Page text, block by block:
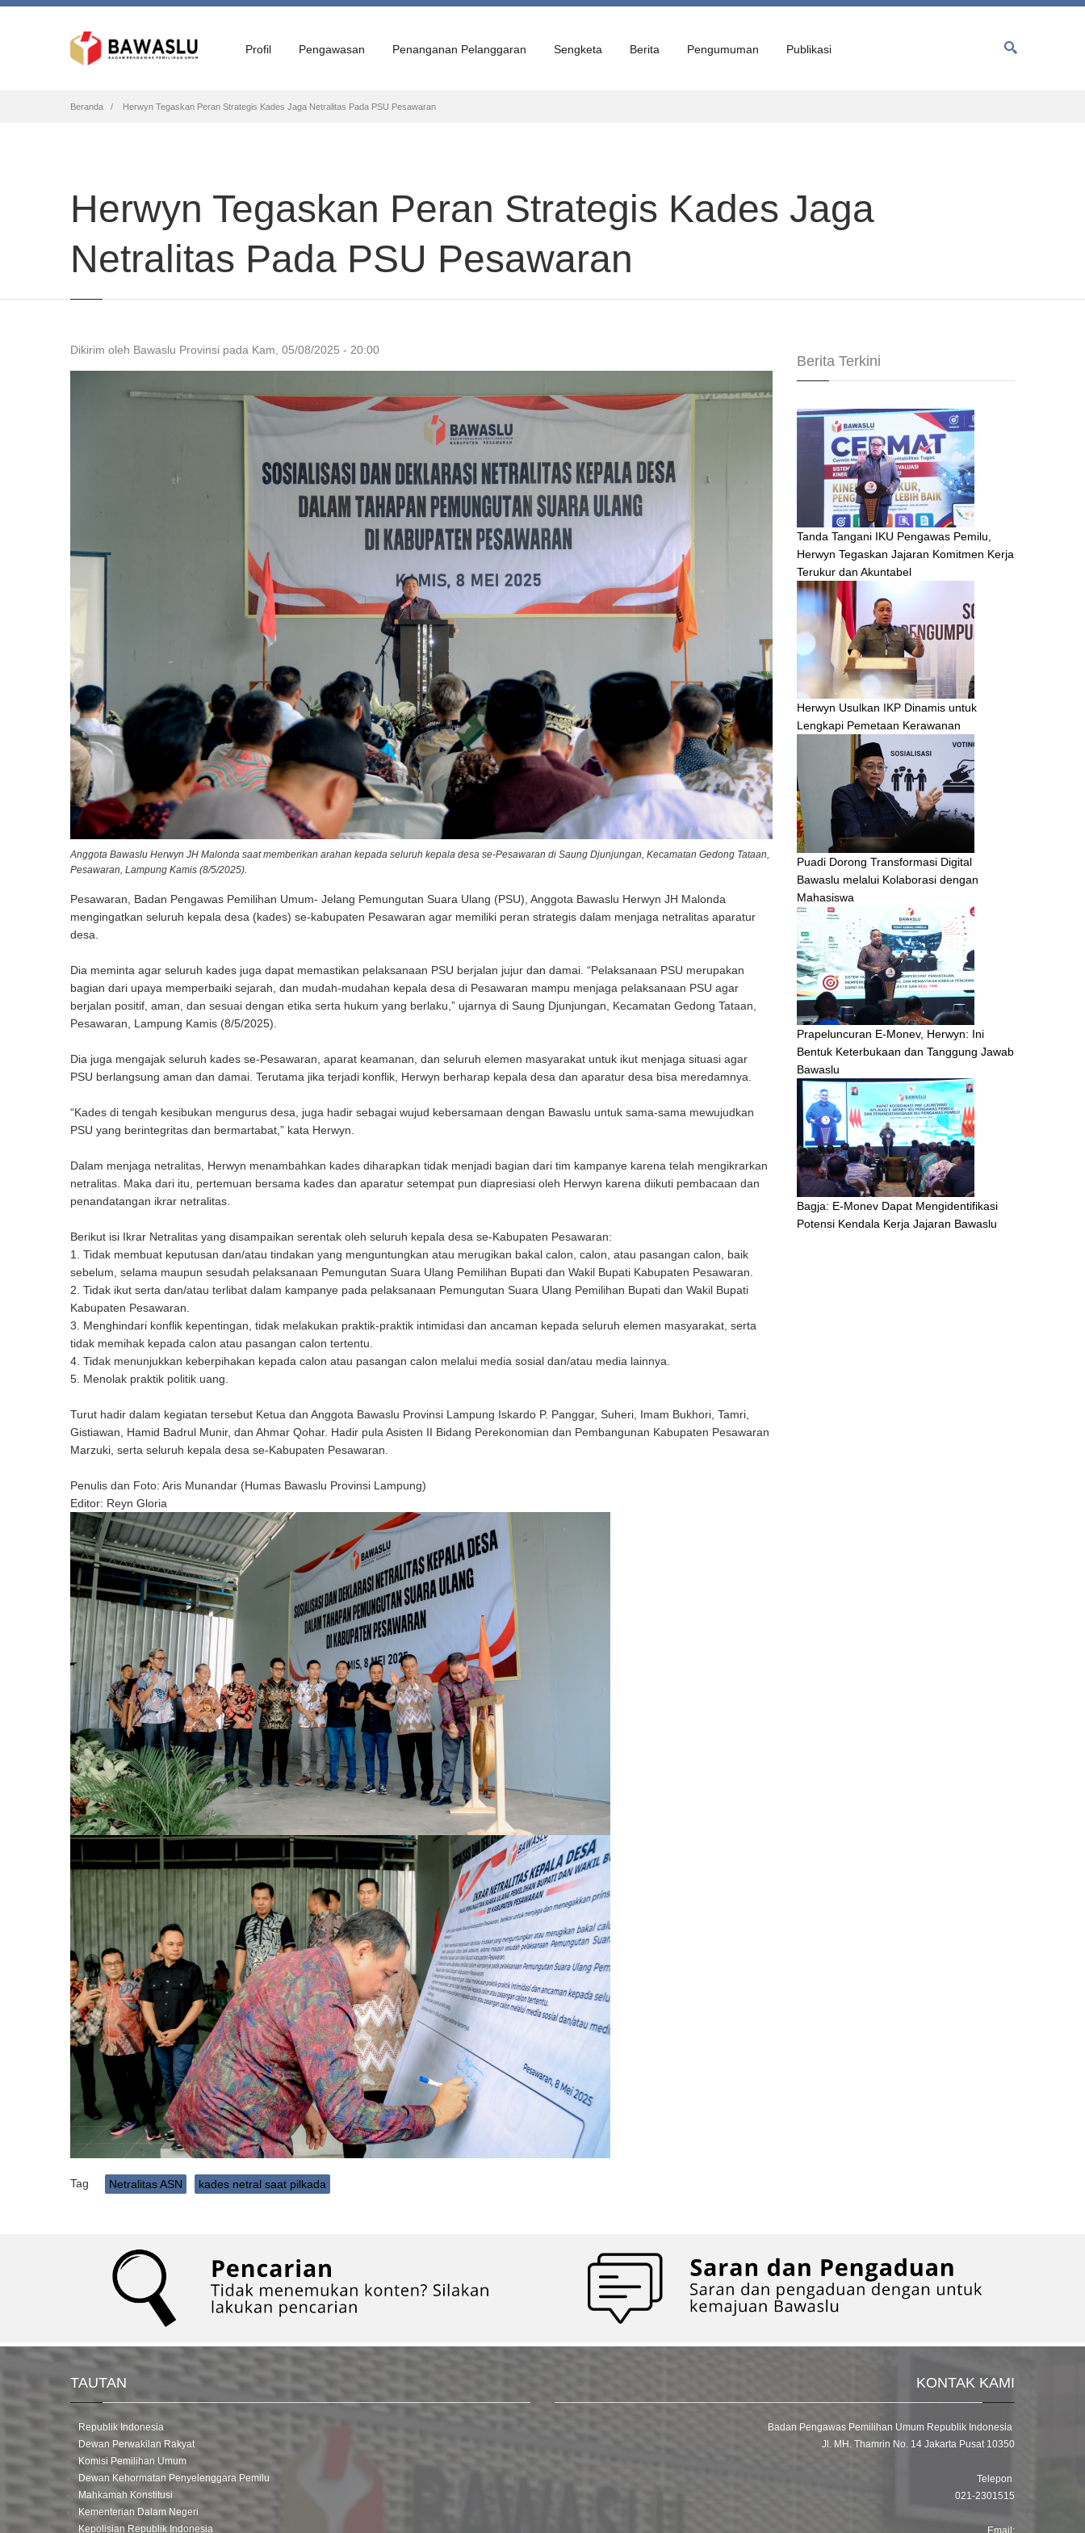
Profil Pengawasan Penanganan Pelanggaran Sengketa Berita Pengumuman Publikasi
Breadcrumb
Beranda Herwyn Tegaskan Peran Strategis Kades Jaga Netralitas Pada PSU Pesawaran
Herwyn Tegaskan Peran Strategis Kades Jaga
Netralitas Pada PSU Pesawaran
Dikirim oleh Bawaslu Provinsi pada Kam, 05/08/2025 - 20:00
Anggota Bawaslu Herwyn JH Malonda saat memberikan arahan kepada seluruh kepala desa se-Pesawaran di Saung Djunjungan, Kecamatan Gedong Tataan,
Pesawaran, Lampung Kamis (8/5/2025).
Pesawaran, Badan Pengawas Pemilihan Umum- Jelang Pemungutan Suara Ulang (PSU), Anggota Bawaslu Herwyn JH Malonda
mengingatkan seluruh kepala desa (kades) se-kabupaten Pesawaran agar memiliki peran strategis dalam menjaga netralitas aparatur
desa.
Dia meminta agar seluruh kades juga dapat memastikan pelaksanaan PSU berjalan jujur dan damai. “Pelaksanaan PSU merupakan
bagian dari upaya memperbaiki sejarah, dan mudah-mudahan kepala desa di Pesawaran mampu menjaga pelaksanaan PSU agar
berjalan positif, aman, dan sesuai dengan etika serta hukum yang berlaku,” ujarnya di Saung Djunjungan, Kecamatan Gedong Tataan,
Pesawaran, Lampung Kamis (8/5/2025).
Dia juga mengajak seluruh kades se-Pesawaran, aparat keamanan, dan seluruh elemen masyarakat untuk ikut menjaga situasi agar
PSU berlangsung aman dan damai. Terutama jika terjadi konflik, Herwyn berharap kepala desa dan aparatur desa bisa meredamnya.
“Kades di tengah kesibukan mengurus desa, juga hadir sebagai wujud kebersamaan dengan Bawaslu untuk sama-sama mewujudkan
PSU yang berintegritas dan bermartabat,” kata Herwyn.
Dalam menjaga netralitas, Herwyn menambahkan kades diharapkan tidak menjadi bagian dari tim kampanye karena telah mengikrarkan
netralitas. Maka dari itu, pertemuan bersama kades dan aparatur setempat pun diapresiasi oleh Herwyn karena diikuti pembacaan dan
penandatangan ikrar netralitas.
Berikut isi Ikrar Netralitas yang disampaikan serentak oleh seluruh kepala desa se-Kabupaten Pesawaran:
1. Tidak membuat keputusan dan/atau tindakan yang menguntungkan atau merugikan bakal calon, calon, atau pasangan calon, baik
sebelum, selama maupun sesudah pelaksanaan Pemungutan Suara Ulang Pemilihan Bupati dan Wakil Bupati Kabupaten Pesawaran.
2. Tidak ikut serta dan/atau terlibat dalam kampanye pada pelaksanaan Pemungutan Suara Ulang Pemilihan Bupati dan Wakil Bupati
Kabupaten Pesawaran.
3. Menghindari konflik kepentingan, tidak melakukan praktik-praktik intimidasi dan ancaman kepada seluruh elemen masyarakat, serta
tidak memihak kepada calon atau pasangan calon tertentu.
4. Tidak menunjukkan keberpihakan kepada calon atau pasangan calon melalui media sosial dan/atau media lainnya.
5. Menolak praktik politik uang.
Turut hadir dalam kegiatan tersebut Ketua dan Anggota Bawaslu Provinsi Lampung Iskardo P. Panggar, Suheri, Imam Bukhori, Tamri,
Gistiawan, Hamid Badrul Munir, dan Ahmar Qohar. Hadir pula Asisten II Bidang Perekonomian dan Pembangunan Kabupaten Pesawaran
Marzuki, serta seluruh kepala desa se-Kabupaten Pesawaran.
Penulis dan Foto: Aris Munandar (Humas Bawaslu Provinsi Lampung)
Editor: Reyn Gloria
Tag Netralitas ASN kades netral saat pilkada
Berita Terkini
Tanda Tangani IKU Pengawas Pemilu,
Herwyn Tegaskan Jajaran Komitmen Kerja
Terukur dan Akuntabel
Herwyn Usulkan IKP Dinamis untuk
Lengkapi Pemetaan Kerawanan
Puadi Dorong Transformasi Digital
Bawaslu melalui Kolaborasi dengan
Mahasiswa
Prapeluncuran E-Monev, Herwyn: Ini
Bentuk Keterbukaan dan Tanggung Jawab
Bawaslu
Bagja: E-Monev Dapat Mengidentifikasi
Potensi Kendala Kerja Jajaran Bawaslu
TAUTAN
Republik Indonesia
Dewan Perwakilan Rakyat
Komisi Pemilihan Umum
Dewan Kehormatan Penyelenggara Pemilu
Mahkamah Konstitusi
Kementerian Dalam Negeri
Kepolisian Republik Indonesia
KONTAK KAMI
Badan Pengawas Pemilihan Umum Republik Indonesia
Jl. MH. Thamrin No. 14 Jakarta Pusat 10350
Telepon
021-2301515